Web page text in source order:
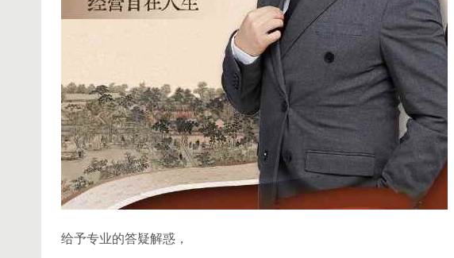
给予专业的答疑解惑，